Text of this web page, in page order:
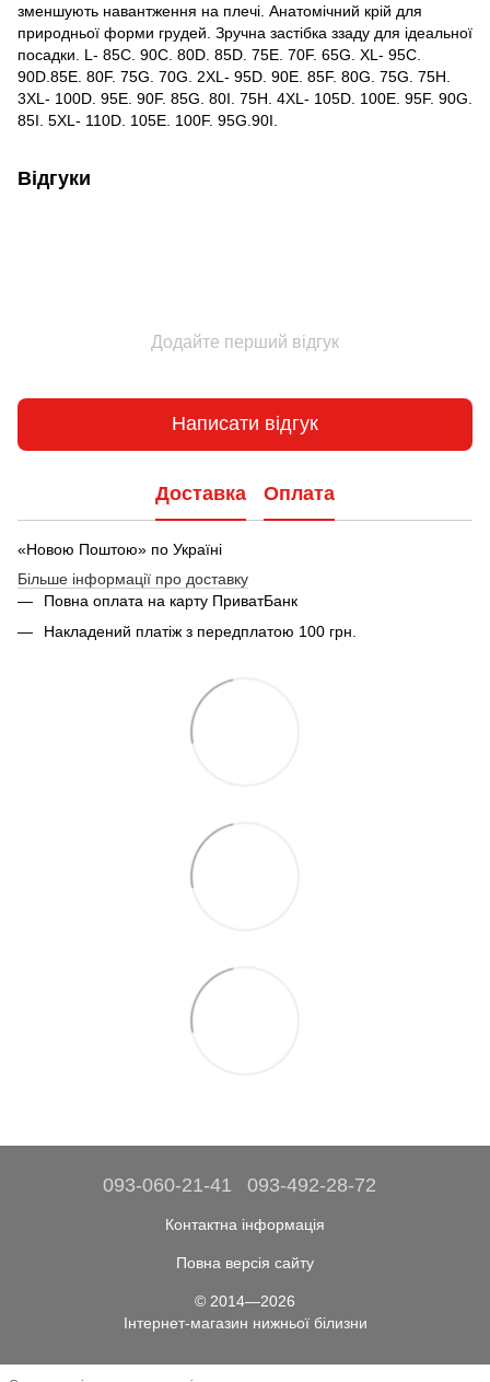
зменшують навантження на плечі. Анатомічний крій для
природньої форми грудей. Зручна застібка ззаду для ідеальної
посадки. L- 85C. 90C. 80D. 85D. 75E. 70F. 65G. XL- 95C.
90D.85E. 80F. 75G. 70G. 2XL- 95D. 90E. 85F. 80G. 75G. 75H.
3XL- 100D. 95E. 90F. 85G. 80I. 75H. 4XL- 105D. 100E. 95F. 90G.
85I. 5XL- 110D. 105E. 100F. 95G.90I.
Відгуки
Додайте перший відгук
Написати відгук
Доставка Оплата
«Новою Поштою» по Україні
Більше інформації про доставку
Повна оплата на карту ПриватБанк
Накладений платіж з передплатою 100 грн.
093-060-21-41 093-492-28-72
Контактна інформація
Повна версія сайту
© 2014—2026
Інтернет-магазин нижньої білизни